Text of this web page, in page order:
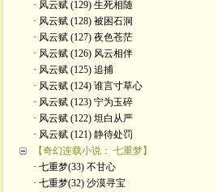
· 风云赋 (129) 生死相随
· 风云赋 (128) 被困石洞
· 风云赋 (127) 夜色苍茫
· 风云赋 (126) 风云相伴
· 风云赋 (125) 追捕
· 风云赋 (124) 谁言寸草心
· 风云赋 (123) 宁为玉碎
· 风云赋 (122) 坦白从严
· 风云赋 (121) 静待处罚
【奇幻连载小说： 七重梦】
· 七重梦(33) 不甘心
· 七重梦(32) 沙漠寻宝